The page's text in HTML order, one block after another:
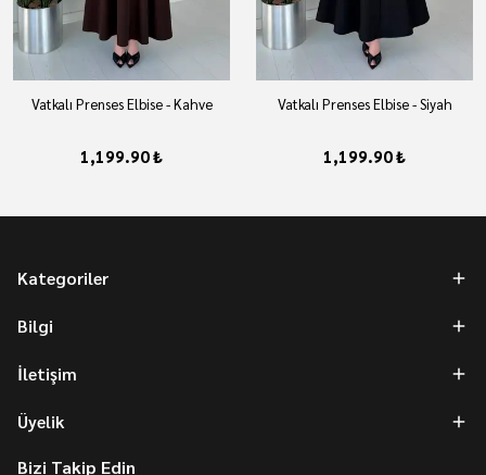
Vatkalı Prenses Elbise - Kahve
1,199.90 ₺
Vatkalı Prenses Elbise - Siyah
1,199.90 ₺
Kategoriler
Bilgi
İletişim
Üyelik
Bizi Takip Edin